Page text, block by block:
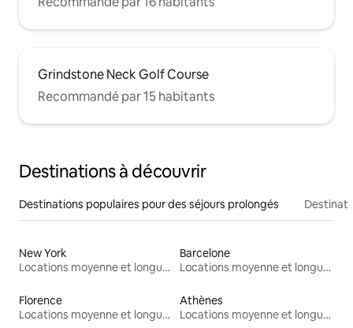
Grindstone Neck Golf Course
Recommandé par 15 habitants
Destinations à découvrir
Destinations populaires pour des séjours prolongés
New York
Locations moyenne et longue durée
Barcelone
Locations moyenne et longue durée
Florence
Locations moyenne et longue durée
Athènes
Locations moyenne et longue durée